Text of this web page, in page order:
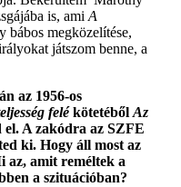
is, ami A
bábos megközelítése,
játszom benne, a
az 1956-os
felékötetéből Az
A zakódra az SZFE
ki. Hogy áll most az
az, amit reméltek a
a szituációban?